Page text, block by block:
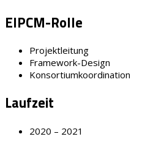
EIPCM-Rolle
Projektleitung
Framework-Design
Konsortiumkoordination
Laufzeit
2020 – 2021